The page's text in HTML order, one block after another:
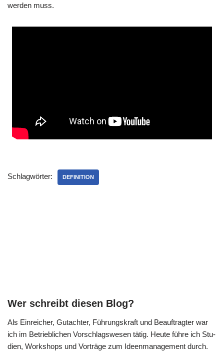
wer­den muss.
Schlagwörter: DEFINITION
Wer schreibt diesen Blog?
Als Ein­rei­cher, Gut­ach­ter, Füh­rungs­kraft und Beauf­trag­ter war
ich im Betrieb­li­chen Vor­schlags­we­sen tätig. Heu­te füh­re ich Stu­
di­en, Work­shops und Vor­trä­ge zum Ideen­ma­nage­ment durch.